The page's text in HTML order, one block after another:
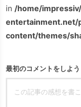
in /home/
entertainment.net/
content/themes/
最初のコメントをしよう